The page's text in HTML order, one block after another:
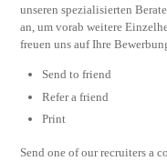
unseren spezialisierten
an, um vorab weitere
freuen uns auf Ihre
Send to friend
Refer a friend
Print
Send one of our recruiters a